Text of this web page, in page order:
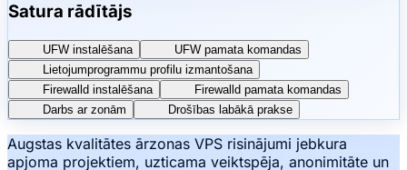
Satura rādītājs
UFW instalēšana
UFW pamata komandas
Lietojumprogrammu profilu izmantošana
Firewalld instalēšana
Firewalld pamata komandas
Darbs ar zonām
Drošības labākā prakse
Augstas kvalitātes ārzonas VPS risinājumi jebkura
apjoma projektiem, uzticama veiktspēja, anonimitāte un